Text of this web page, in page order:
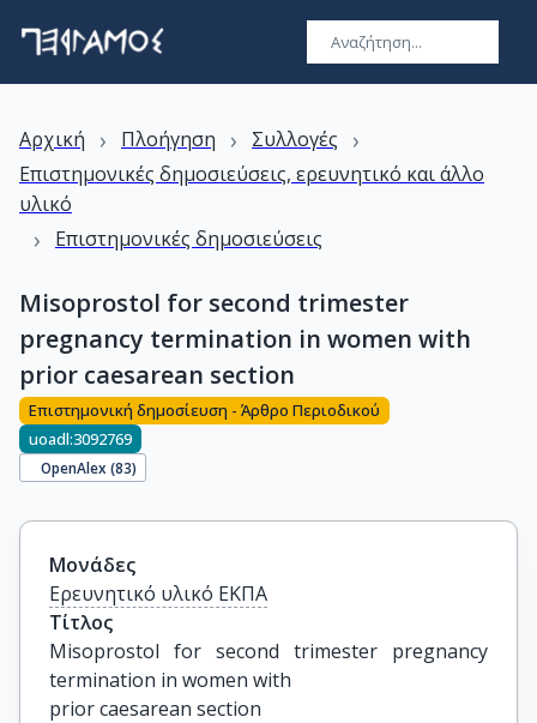
Αρχική › Πλοήγηση › Συλλογές ›
Επιστημονικές δημοσιεύσεις, ερευνητικό και άλλο
υλικό
› Επιστημονικές δημοσιεύσεις
Misoprostol for second trimester
pregnancy termination in women with
prior caesarean section
Επιστημονική δημοσίευση - Άρθρο Περιοδικού
uoadl:3092769
OpenAlex (83)
Μονάδες
Ερευνητικό υλικό ΕΚΠΑ
Τίτλος
Misoprostol for second trimester pregnancy
termination in women with
prior caesarean section